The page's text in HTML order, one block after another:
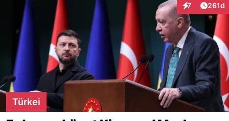
7
Interaktionen
261d
Türkei